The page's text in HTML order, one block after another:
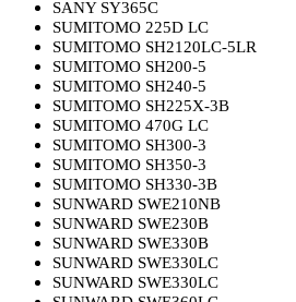
SANY SY365C
SUMITOMO 225D LC
SUMITOMO SH2120LC-5LR
SUMITOMO SH200-5
SUMITOMO SH240-5
SUMITOMO SH225X-3B
SUMITOMO 470G LC
SUMITOMO SH300-3
SUMITOMO SH350-3
SUMITOMO SH330-3B
SUNWARD SWE210NB
SUNWARD SWE230B
SUNWARD SWE330B
SUNWARD SWE330LC
SUNWARD SWE330LC